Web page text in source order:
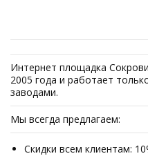
Интернет площадка
2005 года и работает
заводами.
Мы всегда предлагаем:
Скидки всем клиентам: